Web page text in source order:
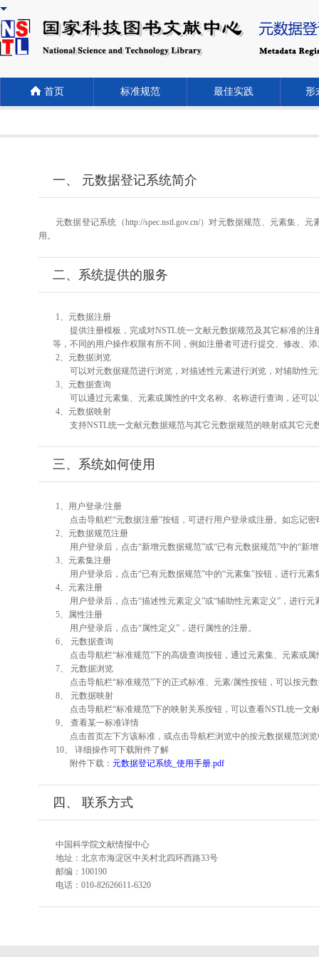
首页 标准规范 最佳实践 形
一、 元数据登记系统简介
元数据登记系统（http://spec.nstl.gov.cn/）对元数据规范、元素集
用。
二、系统提供的服务
1、元数据注册
提供注册模板，完成对NSTL统一文献元数据规范及其它标准的
等，不同的用户操作权限有所不同，例如注册者可进行提交、修改、
2、元数据浏览
可以对元数据规范进行浏览，对描述性元素进行浏览，对辅助性
3、元数据查询
可以通过元素集、元素或属性的中文名称、名称进行查询，还可
4、元数据映射
支持NSTL统一文献元数据规范与其它元数据规范的映射或其它元
三、系统如何使用
1、用户登录/注册
点击导航栏“元数据注册”按钮，可进行用户登录或注册。如忘记
2、元数据规范注册
用户登录后，点击“新增元数据规范”或“已有元数据规范”中的“新
3、元素集注册
用户登录后，点击“已有元数据规范”中的“元素集”按钮，进行元素
4、元素注册
用户登录后，点击“描述性元素定义”或“辅助性元素定义”，进行元
5、属性注册
用户登录后，点击“属性定义”，进行属性的注册。
6、 元数据查询
点击导航栏“标准规范”下的高级查询按钮，通过元素集、元素或
7、 元数据浏览
点击导航栏“标准规范”下的正式标准、元素/属性按钮，可以按元
8、 元数据映射
点击导航栏“标准规范”下的映射关系按钮，可以查看NSTL统一文
9、 查看某一标准详情
点击首页左下方该标准，或点击导航栏浏览中的按元数据规范浏
10、 详细操作可下载附件了解
附件下载： 元数据登记系统_使用手册.pdf
四、 联系方式
中国科学院文献情报中心
地址：北京市海淀区中关村北四环西路33号
邮编：100190
电话：010-82626611-6320